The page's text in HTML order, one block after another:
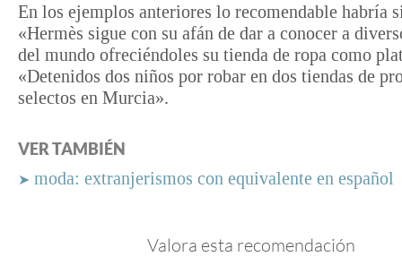
En los ejemplos anteriores lo recomendable habría
«Hermès sigue con su afán de dar a conocer a
del mundo ofreciéndoles su tienda de ropa como
«Detenidos dos niños por robar en dos tiendas de
selectos en Murcia».
VER TAMBIÉN
➤ moda: extranjerismos con equivalente en español
Valora esta recomendación